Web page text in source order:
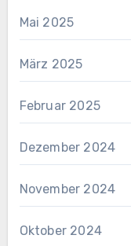
Mai 2025
März 2025
Februar 2025
Dezember 2024
November 2024
Oktober 2024